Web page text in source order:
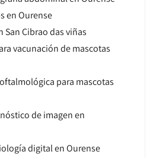
en Ourense
San Cibrao das viñas
vacunación de mascotas
para mascotas
de imagen en
digital en Ourense